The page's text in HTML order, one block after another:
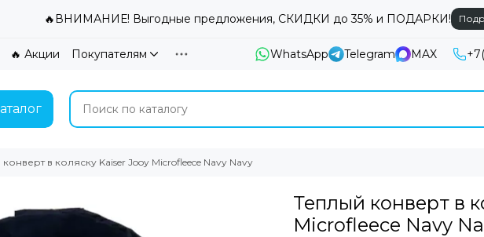
🔥ВНИМАНИЕ! Выгодные предложения, СКИДКИ до 35% и ПОДАРКИ!
🔥 Акции Покупателям WhatsApp Telegram MAX
в коляску Kaiser Jooy Microfleece Navy Navy
Теплый конверт в
Microfleece Navy